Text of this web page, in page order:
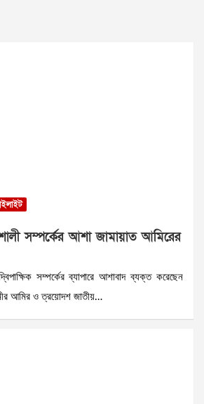
সম্পর্কের আশা জামায়াত আমিরের
সম্পর্কের ব্যাপারে আশাবাদ ব্যক্ত করেছেন
আমির ও ত্রয়োদশ জাতীয়…